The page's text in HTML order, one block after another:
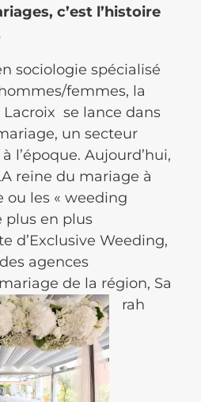
c’est l’histoire
sociologie spécialisé
femmes, la
se lance dans
un secteur
l’époque. Aujourd’hui,
reine du mariage à
ou les « weeding
plus en plus
d’Exclusive Weeding,
agences
de la région, Sa
rah